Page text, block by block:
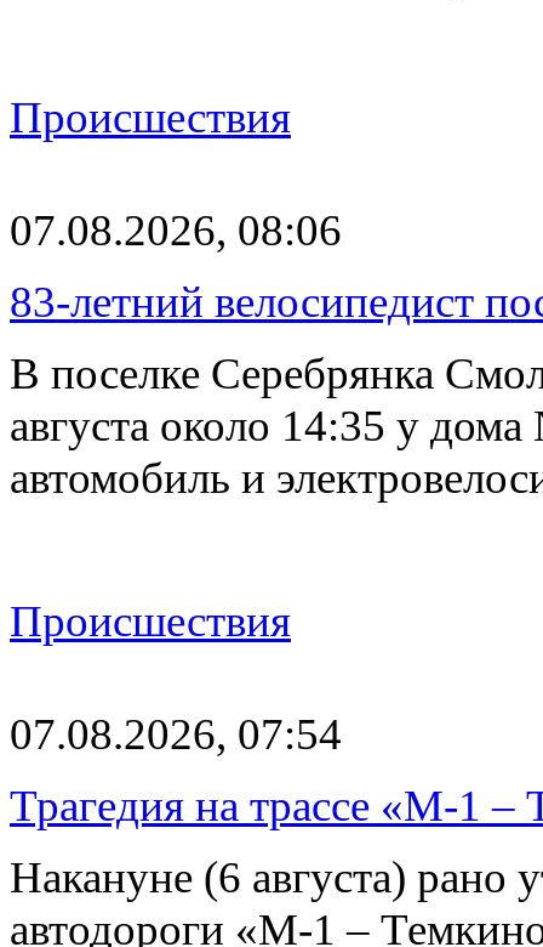
Происшествия
07.08.2026, 08:06
83-летний велосипедист
В поселке Серебрянка
августа около 14:35 у
автомобиль и
Происшествия
07.08.2026, 07:54
Трагедия на трассе «М-1 –
Накануне (6 августа) рано
автодороги «М-1 –